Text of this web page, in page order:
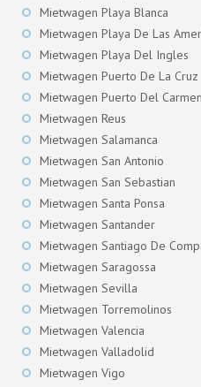
Mietwagen Playa Blanca
Mietwagen Playa De Las
Mietwagen Playa Del Ingles
Mietwagen Puerto De La Cruz
Mietwagen Puerto Del Carmen
Mietwagen Reus
Mietwagen Salamanca
Mietwagen San Antonio
Mietwagen San Sebastian
Mietwagen Santa Ponsa
Mietwagen Santander
Mietwagen Santiago De
Mietwagen Saragossa
Mietwagen Sevilla
Mietwagen Torremolinos
Mietwagen Valencia
Mietwagen Valladolid
Mietwagen Vigo